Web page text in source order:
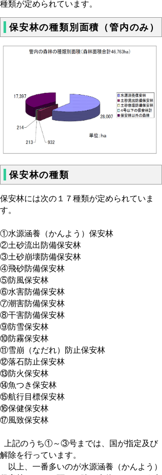
種類が定められています。
保安林の種類別面積（管内のみ）
保安林の種類
保安林には次の１７種類が定められていま
す。
①水源涵養（かんよう）保安林
②土砂流出防備保安林
③土砂崩壊防備保安林
④飛砂防備保安林
⑤防風保安林
⑥水害防備保安林
⑦潮害防備保安林
⑧干害防備保安林
⑨防雪保安林
⑩防霧保安林
⑪雪崩（なだれ）防止保安林
⑫落石防止保安林
⑬防火保安林
⑭魚つき保安林
⑮航行目標保安林
⑯保健保安林
⑰風致保安林
上記のうち①～③号までは、国が指定及び
解除を行っています。
以上、一番多いのが水源涵養（かんよう）